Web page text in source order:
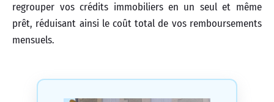
regrouper vos crédits immobiliers en un seul et même
prêt, réduisant ainsi le coût total de vos remboursements
mensuels.